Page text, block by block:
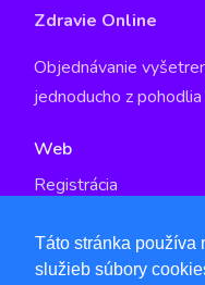
Táto stránka používa
služieb súbory
Zdravie Online
Objednávanie
jednoducho z
Web
Registrácia